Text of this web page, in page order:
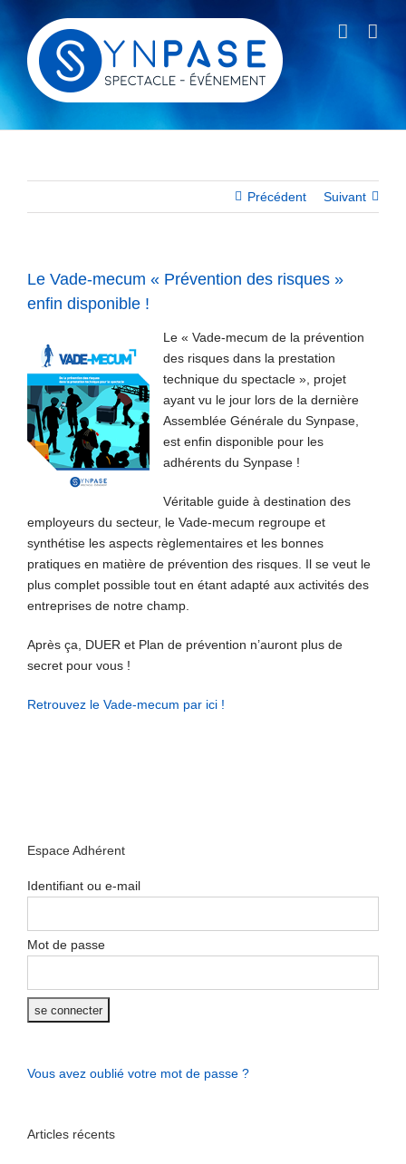
contenu
Précédent Suivant
Le Vade-mecum « Prévention des risques »
enfin disponible !
Le « Vade-mecum de la prévention
des risques dans la prestation
technique du spectacle », projet
ayant vu le jour lors de la dernière
Assemblée Générale du Synpase,
est enfin disponible pour les
adhérents du Synpase !
Véritable guide à destination des
employeurs du secteur, le Vade-mecum regroupe et
synthétise les aspects règlementaires et les bonnes
pratiques en matière de prévention des risques. Il se veut le
plus complet possible tout en étant adapté aux activités des
entreprises de notre champ.
Après ça, DUER et Plan de prévention n’auront plus de
secret pour vous !
Retrouvez le Vade-mecum par ici !
Espace Adhérent
Identifiant ou e-mail
Mot de passe
Vous avez oublié votre mot de passe ?
Articles récents